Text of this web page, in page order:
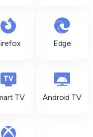
Edge
TV Android TV